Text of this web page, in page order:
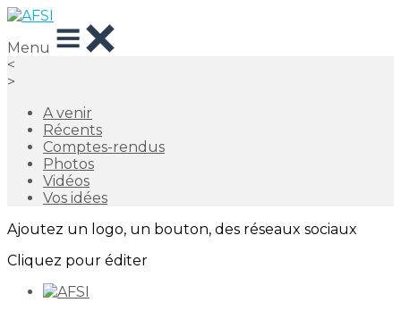
Menu
<
>
A venir
Récents
Comptes-rendus
Photos
Vidéos
Vos idées
Ajoutez un logo, un bouton, des réseaux sociaux
Cliquez pour éditer